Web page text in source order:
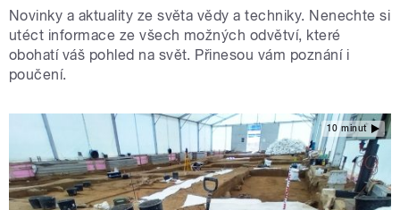
Novinky a aktuality ze světa vědy a techniky. Nenechte si
utéct informace ze všech možných odvětví, které
obohatí váš pohled na svět. Přinesou vám poznání i
poučení.
10 minut